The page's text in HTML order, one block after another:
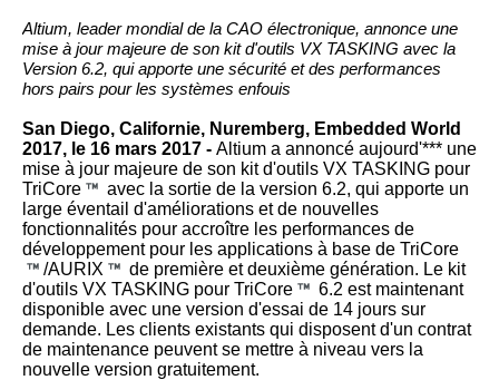
Altium, leader mondial de la CAO électronique, annonce une
mise à jour majeure de son kit d'outils VX TASKING avec la
Version 6.2, qui apporte une sécurité et des performances
hors pairs pour les systèmes enfouis
San Diego, Californie, Nuremberg, Embedded World
2017, le 16 mars 2017 - Altium a annoncé aujourd'*** une
mise à jour majeure de son kit d'outils VX TASKING pour
TriCore
avec la sortie de la version 6.2, qui apporte un
large éventail d'améliorations et de nouvelles
fonctionnalités pour accroître les performances de
développement pour les applications à base de TriCore
/AURIX
de première et deuxième génération. Le kit
d'outils VX TASKING pour TriCore
6.2 est maintenant
disponible avec une version d'essai de 14 jours sur
demande. Les clients existants qui disposent d'un contrat
de maintenance peuvent se mettre à niveau vers la
nouvelle version gratuitement.